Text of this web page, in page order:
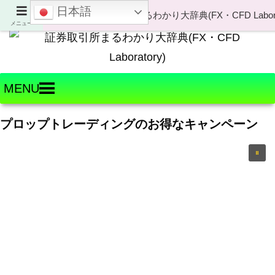
Welcome to FX・CFD Laboratory!
MENU
プロップトレーディングのお得なキャンペーン
メニュー
日本語